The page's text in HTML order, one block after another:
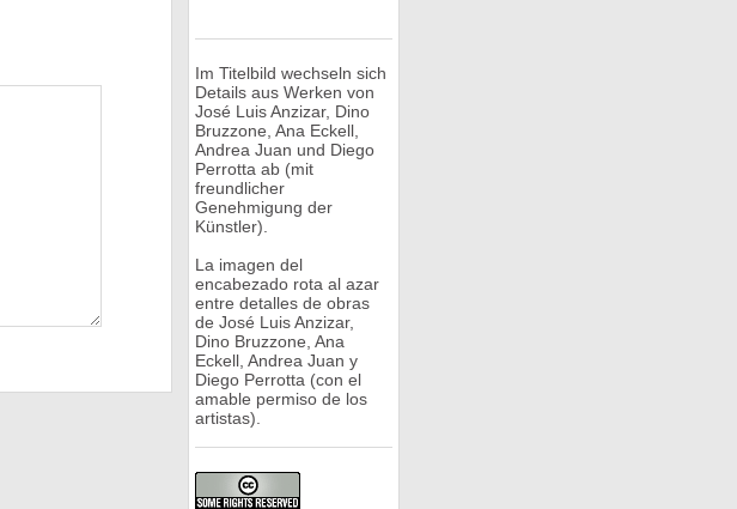
Im Titelbild wechseln sich
Details aus Werken von
José Luis Anzizar, Dino
Bruzzone, Ana Eckell,
Andrea Juan und Diego
Perrotta ab (mit
freundlicher
Genehmigung der
Künstler).
La imagen del
encabezado rota al azar
entre detalles de obras
de José Luis Anzizar,
Dino Bruzzone, Ana
Eckell, Andrea Juan y
Diego Perrotta (con el
amable permiso de los
artistas).